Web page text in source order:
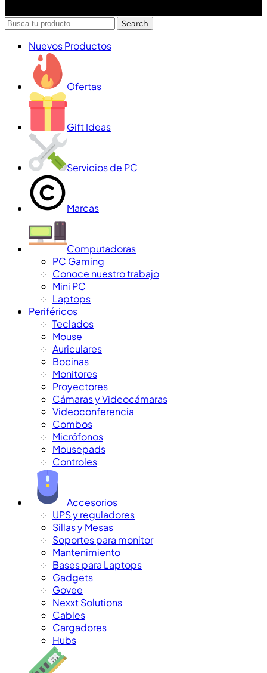
Search
Nuevos Productos
Ofertas
Gift Ideas
Servicios de PC
Marcas
Computadoras
PC Gaming
Conoce nuestro trabajo
Mini PC
Laptops
Periféricos
Teclados
Mouse
Auriculares
Bocinas
Monitores
Proyectores
Cámaras y Videocámaras
Videoconferencia
Combos
Micrófonos
Mousepads
Controles
Accesorios
UPS y reguladores
Sillas y Mesas
Soportes para monitor
Mantenimiento
Bases para Laptops
Gadgets
Govee
Nexxt Solutions
Cables
Cargadores
Hubs